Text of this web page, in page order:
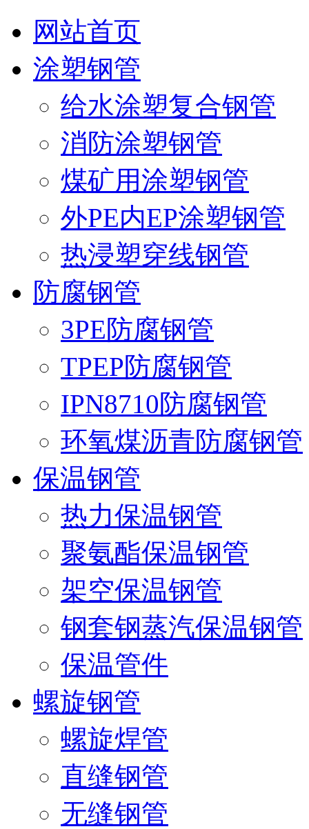
网站首页
涂塑钢管
给水涂塑复合钢管
消防涂塑钢管
煤矿用涂塑钢管
外PE内EP涂塑钢管
热浸塑穿线钢管
防腐钢管
3PE防腐钢管
TPEP防腐钢管
IPN8710防腐钢管
环氧煤沥青防腐钢管
保温钢管
热力保温钢管
聚氨酯保温钢管
架空保温钢管
钢套钢蒸汽保温钢管
保温管件
螺旋钢管
螺旋焊管
直缝钢管
无缝钢管